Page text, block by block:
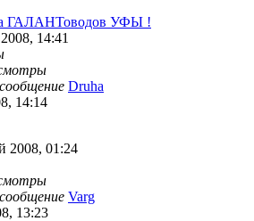
ГАЛАНТоводов УФЫ !
14:41
Druha
14:14
2008, 01:24
Varg
13:23